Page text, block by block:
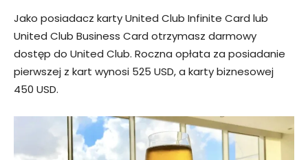
Jako posiadacz karty United Club Infinite Card lub
United Club Business Card otrzymasz darmowy
dostęp do United Club. Roczna opłata za posiadanie
pierwszej z kart wynosi 525 USD, a karty biznesowej
450 USD.